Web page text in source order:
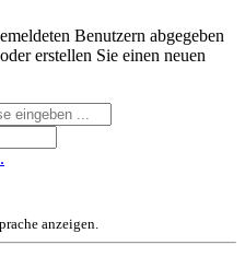
Benutzern abgegeben
erstellen Sie einen neuen
anzeigen.